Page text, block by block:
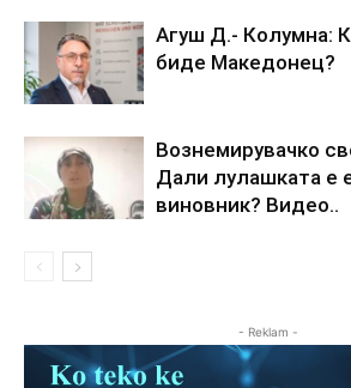
Агуш Д.- Колумна:
биде Македонец?
Вознемирувачко
Дали лулашката е
виновник? Видео..
- Reklam -